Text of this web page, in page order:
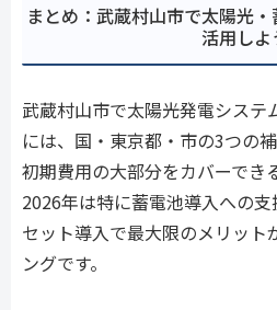
まとめ：武蔵村山市で太陽光
活用しよ
武蔵村山市で太陽光発電システ
には、国・東京都・市の3つの
初期費用の大部分をカバーでき
2026年は特に蓄電池導入への
セット導入で最大限のメリット
ングです。